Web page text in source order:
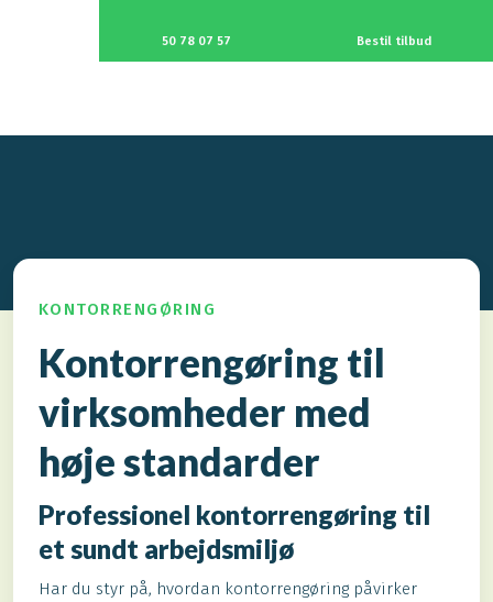
50 78 07 57 Bestil tilbud
KONTORRENGØRING
Kontorrengøring til
virksomheder med
høje standarder
Professionel kontorrengøring til
et sundt arbejdsmiljø
Har du styr på, hvordan kontorrengøring påvirker